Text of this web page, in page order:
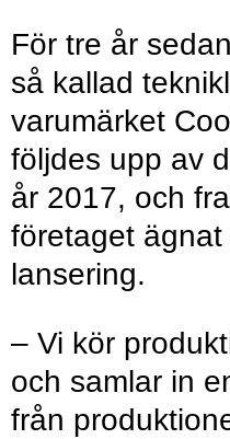
För tre år
så kallad
varumärket
följdes upp av
år 2017, och
företaget
lansering.
– Vi kör
och samlar in
från